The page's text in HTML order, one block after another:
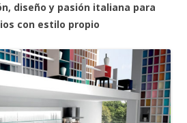
diseño y pasión italiana para
con estilo propio